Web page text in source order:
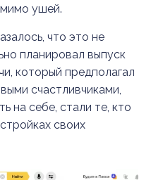
ушей.
что это не
планировал выпуск
который предполагал
счастливчиками,
на себе, стали те, кто
своих